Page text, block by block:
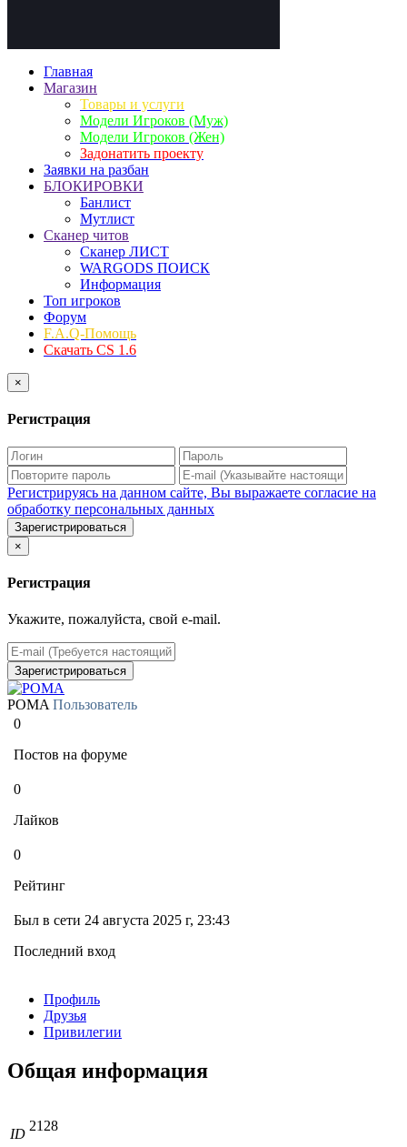
Главная
Магазин
Товары и услуги
Модели Игроков (Муж)
Модели Игроков (Жен)
Задонатить проекту
Заявки на разбан
БЛОКИРОВКИ
Банлист
Мутлист
Cканер читов
Cканер ЛИСТ
WARGODS ПОИСК
Информация
Топ игроков
Форум
F.A.Q-Помощь
Скачать CS 1.6
×
Регистрация
Регистрируясь на данном сайте, Вы выражаете согласие на
обработку персональных данных
Зарегистрироваться
×
Регистрация
Укажите, пожалуйста, свой e-mail.
Зарегистрироваться
POMA Пользователь
0
Постов на форуме
0
Лайков
0
Рейтинг
Был в сети 24 августа 2025 г, 23:43
Последний вход
Профиль
Друзья
Привилегии
Общая информация
ID
2128